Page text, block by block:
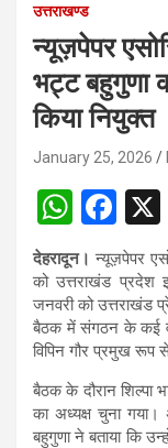
उत्तराखण्ड
न्यूज़पेपर
भट्ट बहुगुणा
किया नियुक्त
January 25, 2026
W
h
at
s
A
p
p
F
a
ce
b
o
o
k
देहरादून। न्यूज़पेपर
को उत्तराखंड प्रदेश
जनवरी को उत्तराखंड
बैठक में संगठन के कई
विपिन गौर प्रमुख रूप
बैठक के दौरान शिल्पा
का अध्यक्ष चुना
बहुगुणा ने बताया कि